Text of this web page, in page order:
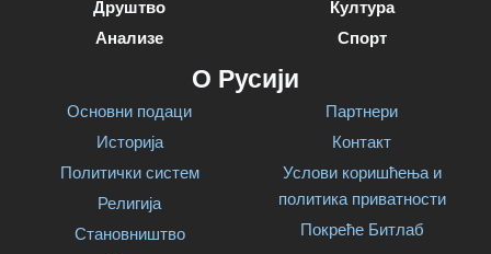
Друштво
Анализе
Култура
Спорт
О Русији
Основни подаци
Историја
Политички систем
Религија
Становништво
Партнери
Контакт
Услови коришћења и
политика приватности
Покреће Битлаб